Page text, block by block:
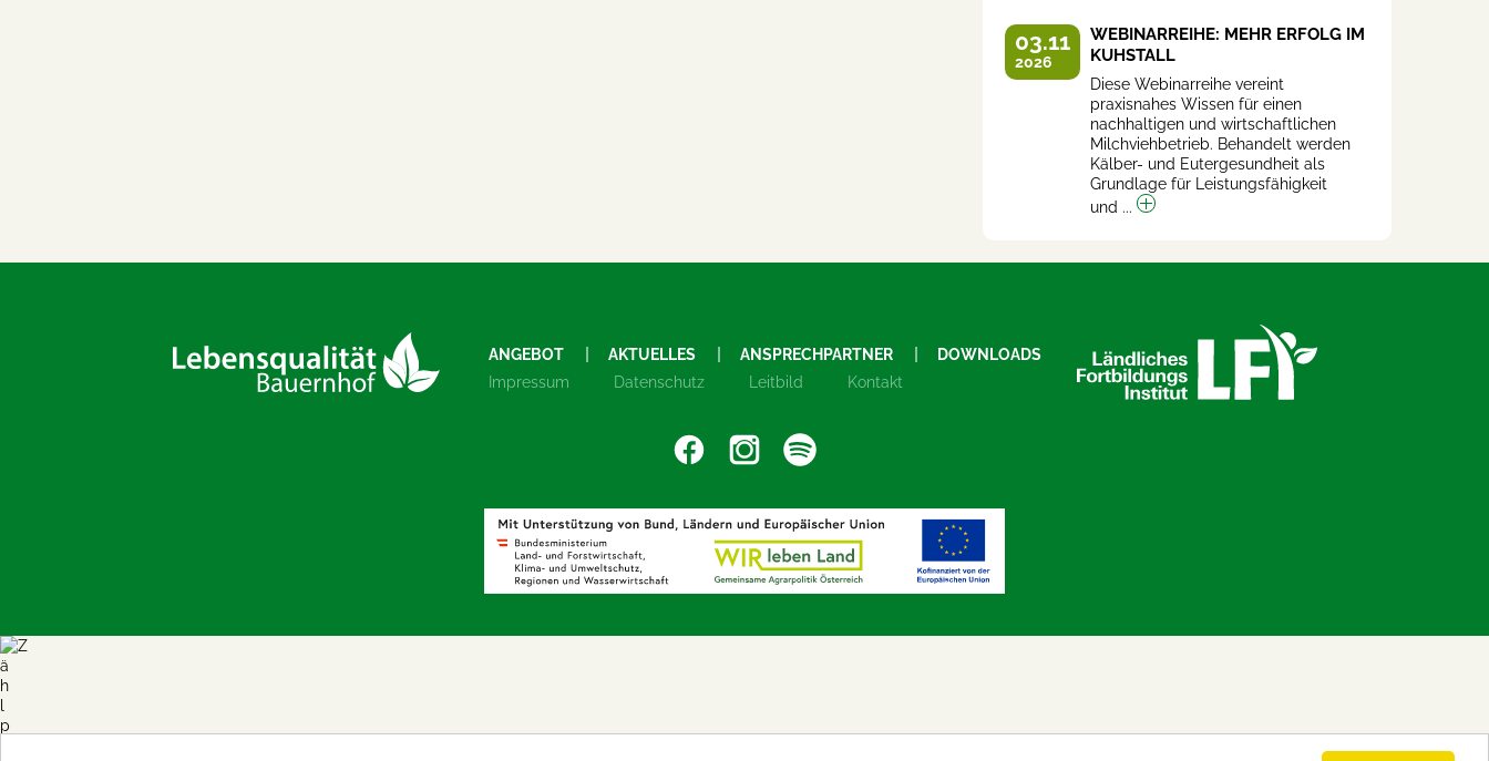
03.11
2026
WEBINARREIHE: MEHR ERFOLG IM
KUHSTALL
Diese Webinarreihe vereint
praxisnahes Wissen für einen
nachhaltigen und wirtschaftlichen
Milchviehbetrieb. Behandelt werden
Kälber- und Eutergesundheit als
Grundlage für Leistungsfähigkeit
und ...
ANGEBOT AKTUELLES ANSPRECHPARTNER
DOWNLOADS
Impressum
Datenschutz Leitbild Kontakt